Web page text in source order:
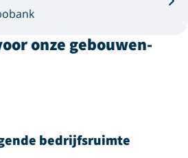
onze gebouwen­
bedrijfsruimte